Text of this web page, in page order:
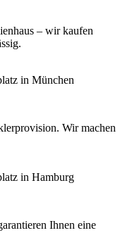
– wir kaufen
Wir machen
Ihnen eine